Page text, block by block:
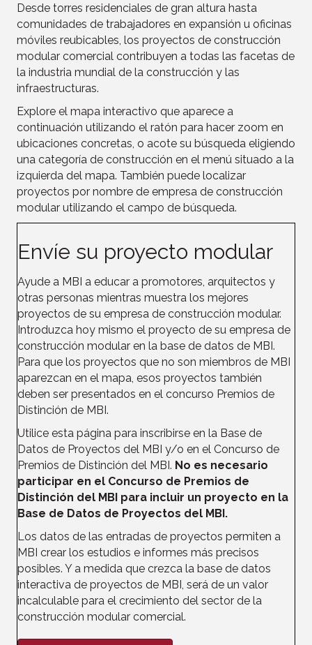
Desde torres residenciales de gran altura hasta
comunidades de trabajadores en expansión u oficinas
móviles reubicables, los proyectos de construcción
modular comercial contribuyen a todas las facetas de
la industria mundial de la construcción y las
infraestructuras.
Explore el mapa interactivo que aparece a
continuación utilizando el ratón para hacer zoom en
ubicaciones concretas, o acote su búsqueda eligiendo
una categoría de construcción en el menú situado a la
izquierda del mapa. También puede localizar
proyectos por nombre de empresa de construcción
modular utilizando el campo de búsqueda.
Envíe su proyecto modular
Ayude a MBI a educar a promotores, arquitectos y
otras personas mientras muestra los mejores
proyectos de su empresa de construcción modular.
Introduzca hoy mismo el proyecto de su empresa de
construcción modular en la base de datos de MBI.
Para que los proyectos que no son miembros de MBI
aparezcan en el mapa, esos proyectos también
deben ser presentados en el concurso Premios de
Distinción de MBI.
Utilice esta página para inscribirse en la Base de
Datos de Proyectos del MBI y/o en el Concurso de
Premios de Distinción del MBI. No es necesario
participar en el Concurso de Premios de
Distinción del MBI para incluir un proyecto en la
Base de Datos de Proyectos del MBI.
Los datos de las entradas de proyectos permiten a
MBI crear los estudios e informes más precisos
posibles. Y a medida que crezca la base de datos
interactiva de proyectos de MBI, será de un valor
incalculable para el crecimiento del sector de la
construcción modular comercial.